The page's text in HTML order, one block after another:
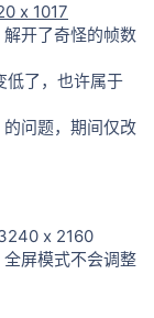
x 1017
开了奇怪的帧数
低了，也许属于
问题，期间仅改
x 2160
屏模式不会调整